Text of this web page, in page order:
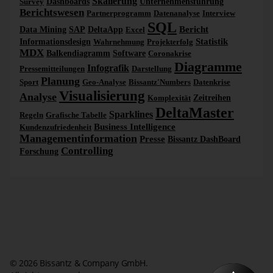
Berichtswesen Partnerprogramm Datenanalyse Interview
Data Mining SAP DeltaApp Excel SQL Bericht
Informationsdesign Wahrnehmung Projekterfolg Statistik
MDX Balkendiagramm Software Coronakrise
Pressemitteilungen Infografik Darstellung Diagramme
Sport Planung Geo-Analyse Bissantz'Numbers Datenkrise
Analyse Visualisierung Komplexität Zeitreihen
Regeln Grafische Tabelle Sparklines DeltaMaster
Kundenzufriedenheit Business Intelligence
Managementinformation Presse Bissantz DashBoard
Forschung Controlling
© 2026 Bissantz & Company GmbH.